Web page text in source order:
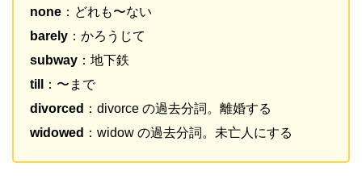
none ：どれも〜ない
barely ：かろうじて
subway ：地下鉄
till
：〜まで
divorced ：divorce の過去分詞。離婚する
widowed ：widow の過去分詞。未亡人にする